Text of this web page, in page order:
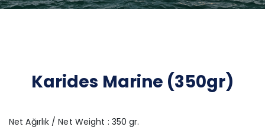
Karides Marine (350gr)
Net Ağırlık / Net Weight : 350 gr.